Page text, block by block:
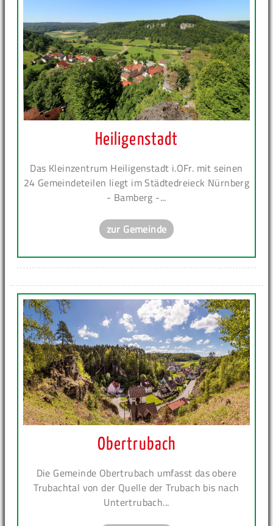
Heiligenstadt
Das Kleinzentrum Heiligenstadt i.OFr. mit seinen
24 Gemeindeteilen liegt im Städtedreieck Nürnberg
- Bamberg -...
zur Gemeinde
Obertrubach
Die Gemeinde Obertrubach umfasst das obere
Trubachtal von der Quelle der Trubach bis nach
Untertrubach...